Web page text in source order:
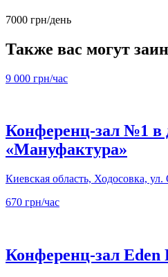
7000 грн/день
Также вас могут
9 000 грн/час
Конференц-зал №1 в
«Мануфактура»
Киевская область, Ходосовка, ул.
670 грн/час
Конференц-зал Eden